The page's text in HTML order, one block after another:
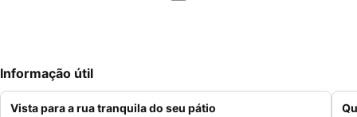
Informação útil
Vista para a rua tranquila do seu pátio